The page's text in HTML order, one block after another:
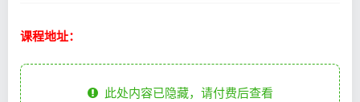
课程地址：
此处内容已隐藏，请付费后查看